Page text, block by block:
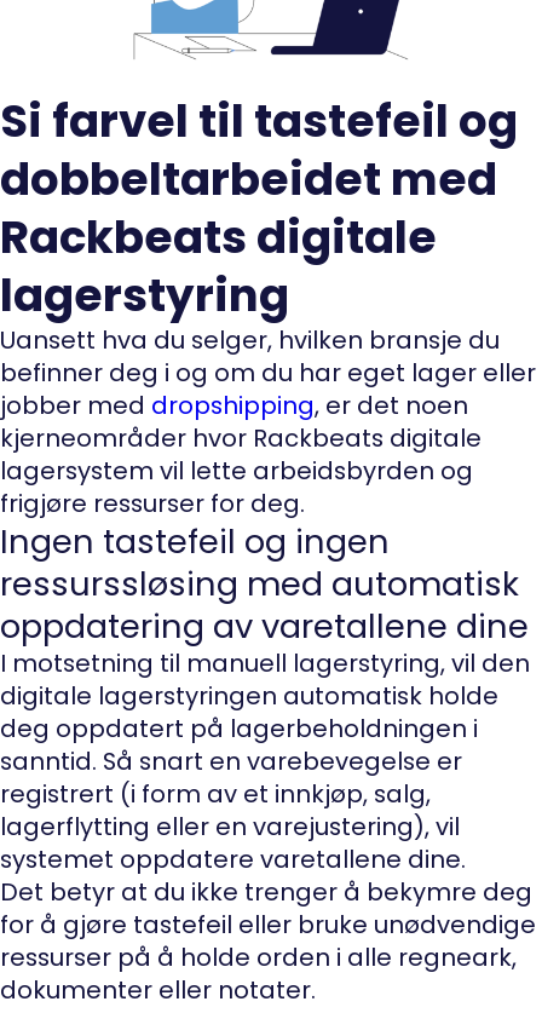
Si farvel til tastefeil og
dobbeltarbeidet med
Rackbeats digitale
lagerstyring
Uansett hva du selger, hvilken bransje du
befinner deg i og om du har eget lager eller
jobber med dropshipping, er det noen
kjerneområder hvor Rackbeats digitale
lagersystem vil lette arbeidsbyrden og
frigjøre ressurser for deg.
Ingen tastefeil og ingen
ressurssløsing med automatisk
oppdatering av varetallene dine
I motsetning til manuell lagerstyring, vil den
digitale lagerstyringen automatisk holde
deg oppdatert på lagerbeholdningen i
sanntid. Så snart en varebevegelse er
registrert (i form av et innkjøp, salg,
lagerflytting eller en varejustering), vil
systemet oppdatere varetallene dine.
Det betyr at du ikke trenger å bekymre deg
for å gjøre tastefeil eller bruke unødvendige
ressurser på å holde orden i alle regneark,
dokumenter eller notater.